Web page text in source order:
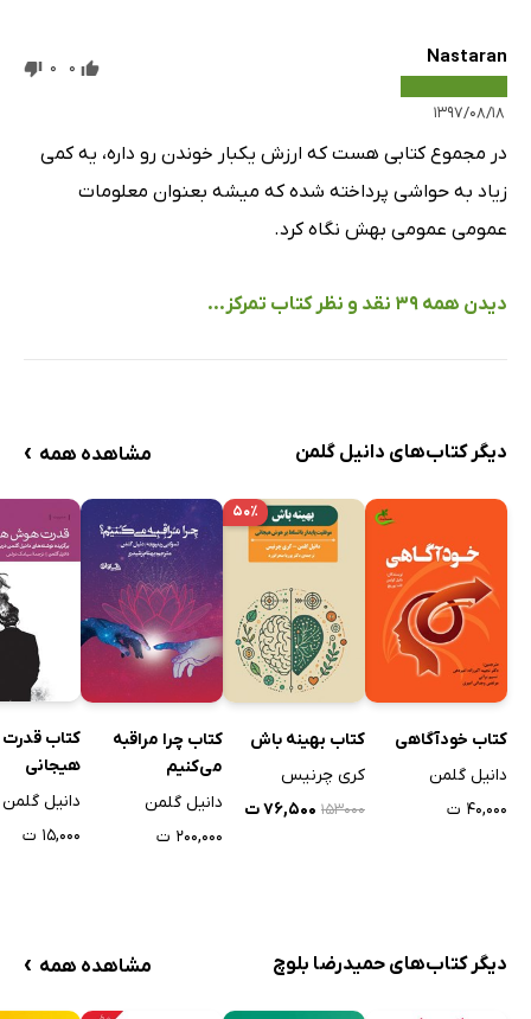
Nastaran
۱۳۹۷/۰۸/۱۸
0
0
در مجموع کتابی هست که ارزش یکبار خوندن رو داره، یه کمی
زیاد به حواشی پرداخته شده که میشه بعنوان معلومات
عمومی عمومی بهش نگاه کرد.
دیدن همه 39 نقد و نظر کتاب تمرکز...
دیگر کتاب‌های دانیل گلمن مشاهده همه ›
کتاب خودآگاهی
دانیل گلمن
۴۰,۰۰۰ ت
۵۰٪
کتاب بهینه باش
کری چرنیس
۱۵۳۰۰۰ ۷۶,۵۰۰ ت
کتاب چرا مراقبه
می‌کنیم
دانیل گلمن
۲۰۰,۰۰۰ ت
کتاب
هیجانی
دانیل گلمن
۱۵,۰۰۰ ت
دیگر کتاب‌های حمیدرضا بلوچ مشاهده همه ›